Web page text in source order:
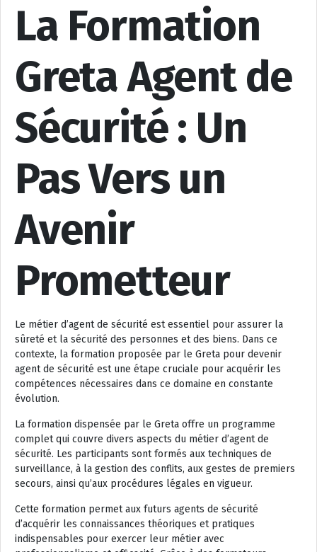
La Formation
Greta Agent de
Sécurité : Un
Pas Vers un
Avenir
Prometteur
Le métier d’agent de sécurité est essentiel pour assurer la
sûreté et la sécurité des personnes et des biens. Dans ce
contexte, la formation proposée par le Greta pour devenir
agent de sécurité est une étape cruciale pour acquérir les
compétences nécessaires dans ce domaine en constante
évolution.
La formation dispensée par le Greta offre un programme
complet qui couvre divers aspects du métier d’agent de
sécurité. Les participants sont formés aux techniques de
surveillance, à la gestion des conflits, aux gestes de premiers
secours, ainsi qu’aux procédures légales en vigueur.
Cette formation permet aux futurs agents de sécurité
d’acquérir les connaissances théoriques et pratiques
indispensables pour exercer leur métier avec